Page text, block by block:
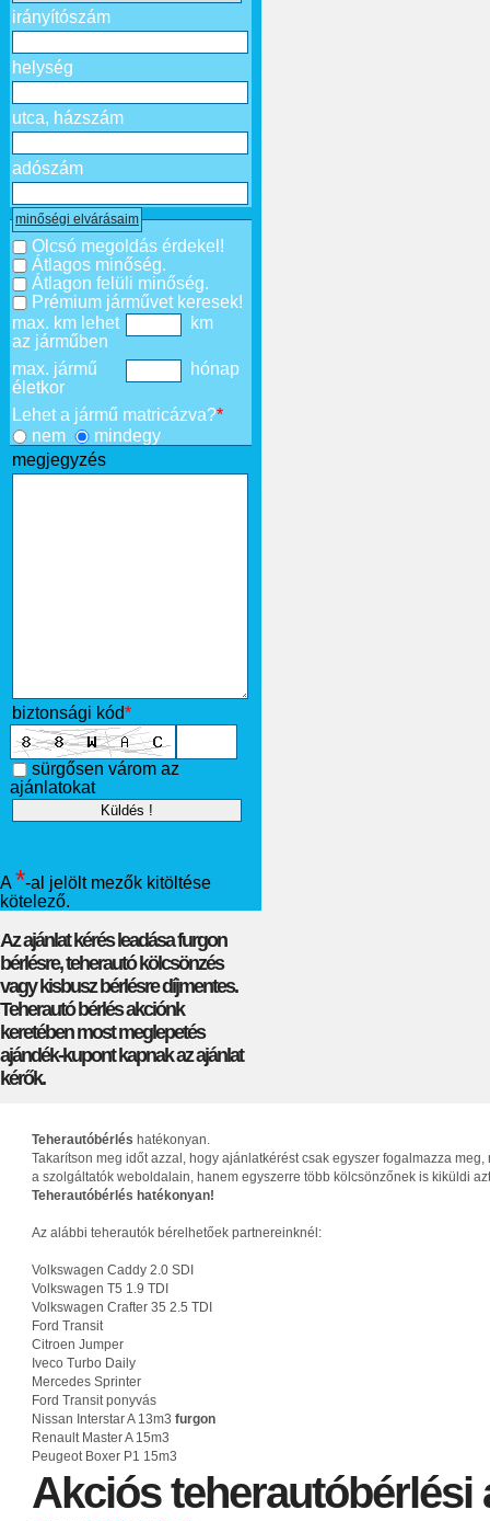
irányítószám
helység
utca, házszám
adószám
minőségi elvárásaim
Olcsó megoldás érdekel!
Átlagos minőség.
Átlagon felüli minőség.
Prémium járművet keresek!
max. km lehet
az járműben
km
max. jármű
életkor
hónap
Lehet a jármű matricázva?*
nem
mindegy
megjegyzés
biztonsági kód*
sürgősen várom az
ajánlatokat
A *-al jelölt mezők kitöltése
kötelező.
Az ajánlat kérés leadása furgon
bérlésre, teherautó kölcsönzés
vagy kisbusz bérlésre díjmentes.
Teherautó bérlés akciónk
keretében most meglepetés
ajándék-kupont kapnak az ajánlat
kérők.
Teherautóbérlés hatékonyan.
Takarítson meg időt azzal, hogy ajánlatkérést csak egyszer fogalmazza
a szolgáltatók weboldalain, hanem egyszerre több kölcsönzőnek is kiküldi
Teherautóbérlés hatékonyan!
Az alábbi teherautók bérelhetőek partnereinknél:
Volkswagen Caddy 2.0 SDI
Volkswagen T5 1.9 TDI
Volkswagen Crafter 35 2.5 TDI
Ford Transit
Citroen Jumper
Iveco Turbo Daily
Mercedes Sprinter
Ford Transit ponyvás
Nissan Interstar A 13m3 furgon
Renault Master A 15m3
Peugeot Boxer P1 15m3
Akciósteherautóbérlési